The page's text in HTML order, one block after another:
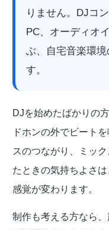
りません。DJコ
PC、オーディオ
ぶ、自宅音楽環
す。
DJを始めたばかりの
ドホンの外でビート
スのつながり、ミッ
たときの気持ちよさ
感覚が変わります。
制作も考える方なら